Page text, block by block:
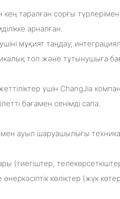
кең таралған сорғы
арналған.
мұқият таңдау,
топ және тұтынушыға
үшін ChangJia
бағамен сенімді сапа.
ауыл шаруашылығы
(тиегіштер,
көліктер (жүк